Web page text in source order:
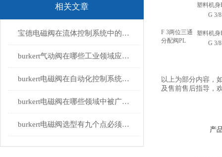
相关文章
宝德电磁阀在流体控制系统中的应用
burkert气动阀在哪些工业领域应用广泛？
burkert电磁阀在自动化控制系统中的应用
burkert电磁阀在哪些领域中被广泛应用？
burkert电磁阀选型有九个点必须知道国与百科
塑料机身
G 3/8
F 3两位三通
分配阀PL
塑料机身
G 3/8
以上为部分内容，
及售前售后指导，
产